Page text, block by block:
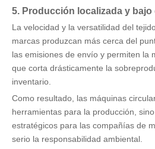
5. Producción localizada y bajo
La velocidad y la versatilidad del
marcas produzcan más cerca del
las emisiones de envío y permiten la
que corta drásticamente la
inventario.
Como resultado, las máquinas
herramientas para la producción,
estratégicos para las compañías de
serio la responsabilidad ambiental.